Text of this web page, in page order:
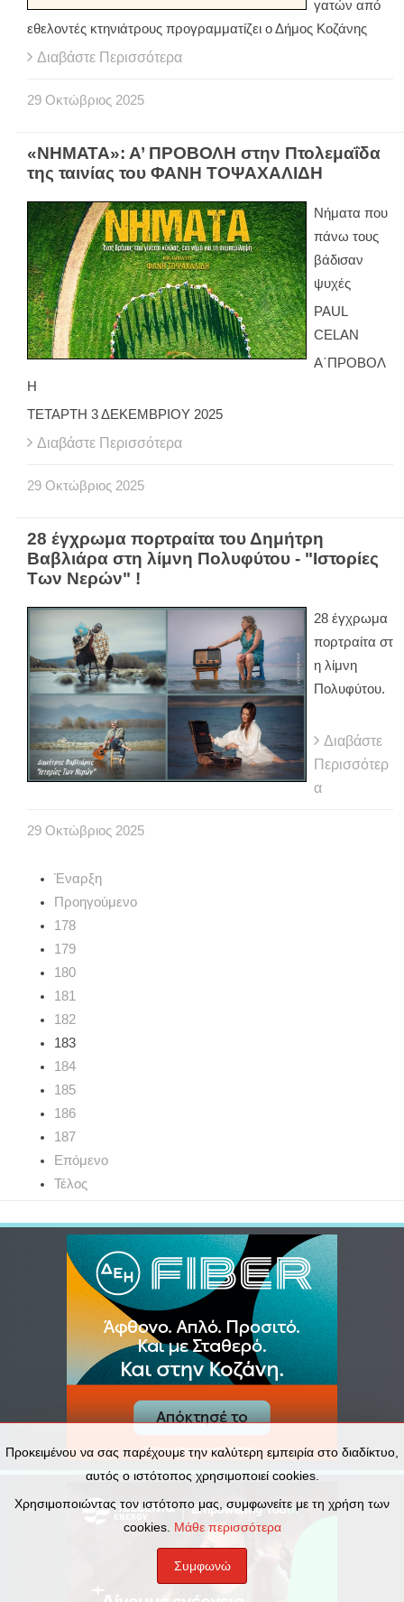
γατών από
εθελοντές κτηνιάτρους προγραμματίζει ο Δήμος Κοζάνης
Διαβάστε Περισσότερα
29 Οκτώβριος 2025
«ΝΗΜΑΤΑ»: Α’ ΠΡΟΒΟΛΗ στην Πτολεμαΐδα
της ταινίας του ΦΑΝΗ ΤΟΨΑΧΑΛΙΔΗ
Νήματα που
πάνω τους
βάδισαν
ψυχές
PAUL
CELAN
Α΄ΠΡΟΒΟΛ
Η
ΤΕΤΑΡΤΗ 3 ΔΕΚΕΜΒΡΙΟΥ 2025
Διαβάστε Περισσότερα
29 Οκτώβριος 2025
28 έγχρωμα πορτραίτα του Δημήτρη
Βαβλιάρα στη λίμνη Πολυφύτου - "Ιστορίες
Των Νερών" !
28 έγχρωμα
πορτραίτα στ
η λίμνη
Πολυφύτου.
Διαβάστε
Περισσότερ
α
29 Οκτώβριος 2025
Έναρξη
Προηγούμενο
178
179
180
181
182
183
184
185
186
187
Επόμενο
Τέλος
Προκειμένου να σας παρέχουμε την καλύτερη εμπειρία στο διαδίκτυο,
αυτός ο ιστότοπος χρησιμοποιεί cookies.
Χρησιμοποιώντας τον ιστότοπο μας, συμφωνείτε με τη χρήση των
cookies. Μάθε περισσότερα
Συμφωνώ